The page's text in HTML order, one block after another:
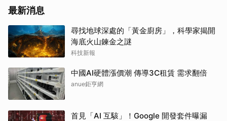
最新消息
尋找地球深處的「黃金廚房」，科學家揭開
海底火山鍊金之謎
科技新報
中國AI硬體漲價潮 傳導3C租賃 需求翻倍
anue鉅亨網
首見「AI 互駭」！Google 開發套件曝漏